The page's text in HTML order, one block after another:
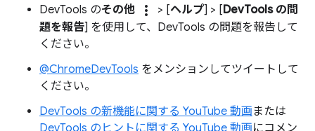
DevTools のその他 more_vert > [ヘルプ] > [DevTools の問
題を報告] を使用して、DevTools の問題を報告して
ください。
@ChromeDevTools をメンションしてツイートして
ください。
DevTools の新機能に関する YouTube 動画 または